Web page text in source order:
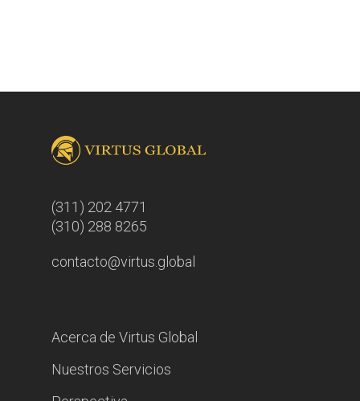
(311) 202 4771
(310) 288 8265
contacto@virtus.global
Acerca de Virtus Global
Nuestros Servicios